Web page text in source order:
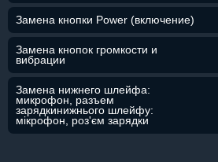
Замена кнопки Power (включение)
Замена кнопок громкости и
вибрации
Замена нижнего шлейфа:
микрофон, разъем
зарядкинижнього шлейфу:
мікрофон, роз'єм зарядки